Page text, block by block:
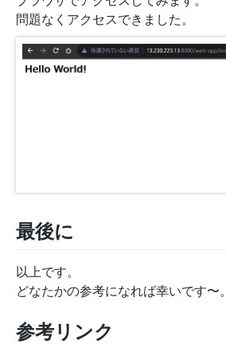
問題なくアクセスできました。
最後に
以上です。
どなたかの参考になれば幸いです〜。
参考リンク